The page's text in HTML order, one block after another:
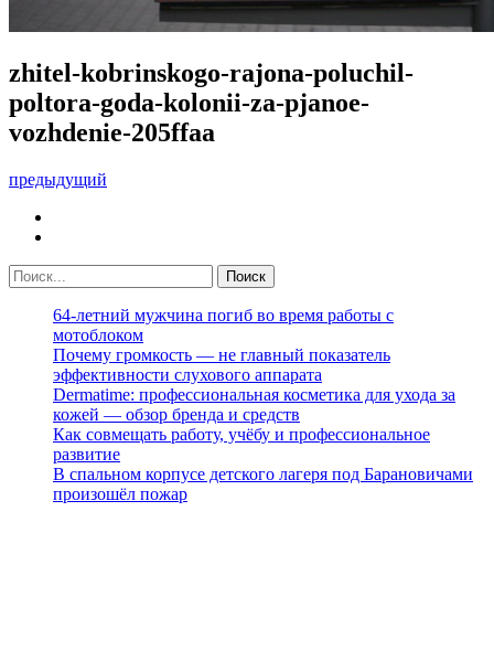
zhitel-kobrinskogo-rajona-poluchil-
poltora-goda-kolonii-za-pjanoe-
vozhdenie-205ffaa
предыдущий
64-летний мужчина погиб во время работы с
мотоблоком
Почему громкость — не главный показатель
эффективности слухового аппарата
Dermatime: профессиональная косметика для ухода за
кожей — обзор бренда и средств
Как совмещать работу, учёбу и профессиональное
развитие
В спальном корпусе детского лагеря под Барановичами
произошёл пожар